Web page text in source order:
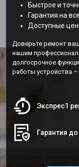
Быстрое и
Гарантия на
Доступные
Доверьте ремонт
нашим
долгосрочное
работы устройства
Экспрес1
Гарантия